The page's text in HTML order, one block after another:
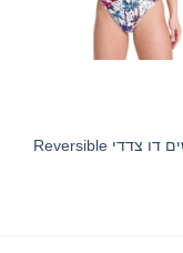
בגד ים נשים דו צדדי Reversible